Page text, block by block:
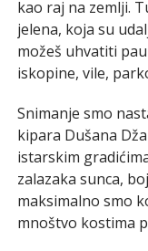
kao raj na zemlji.
jelena, koja su
možeš uhvatiti
iskopine, vile,
Snimanje smo
kipara Dušana
istarskim
zalazaka sunca,
maksimalno smo
mnoštvo kostima